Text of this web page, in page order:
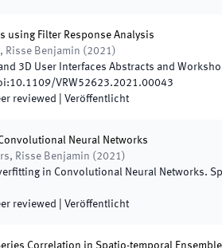
using Filter Response Analysis
Risse Benjamin ( 2021)
3D User Interfaces Abstracts and
10.1109/VRW52623.2021.00043
reviewed Veröffentlicht
Neural Networks
Risse Benjamin ( 2021)
in Convolutional Neural Networks.
reviewed Veröffentlicht
Correlation in Spatio-temporal